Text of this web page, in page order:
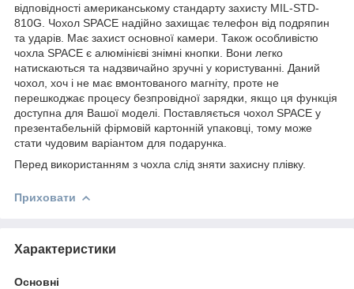
відповідності американському стандарту захисту MIL-STD-
810G. Чохол SPACE надійно захищає телефон від подряпин
та ударів. Має захист основної камери. Також особливістю
чохла SPACE є алюмінієві знімні кнопки. Вони легко
натискаються та надзвичайно зручні у користуванні. Даний
чохол, хоч і не має вмонтованого магніту, проте не
перешкоджає процесу безпровідної зарядки, якщо ця функція
доступна для Вашої моделі. Поставляється чохол SPACE у
презентабельній фірмовій картонній упаковці, тому може
стати чудовим варіантом для подарунка.
Перед використанням з чохла слід зняти захисну плівку.
Приховати
Характеристики
Основні